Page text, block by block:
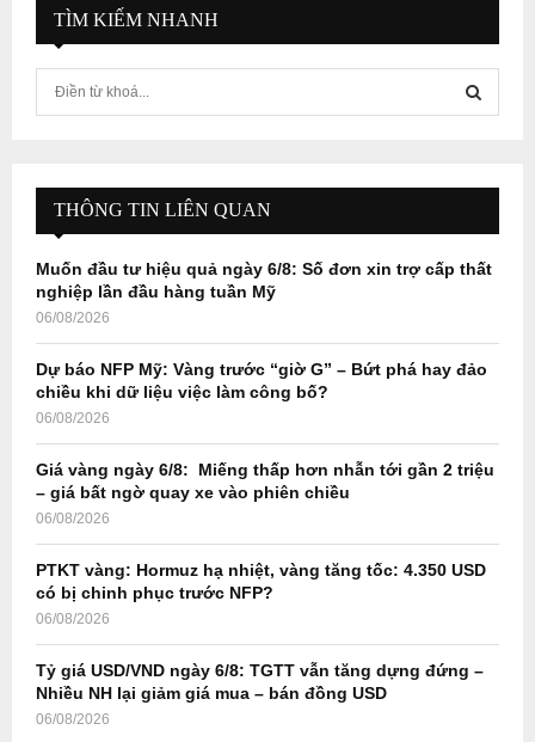
TÌM KIẾM NHANH
f
r
E
A
H
THÔNG TIN LIÊN QUAN
Muốn đầu tư hiệu quả ngày 6/8: Số đơn xin trợ cấp thất
nghiệp lần đầu hàng tuần Mỹ
06/08/2026
Dự báo NFP Mỹ: Vàng trước “giờ G” – Bứt phá hay đảo
chiều khi dữ liệu việc làm công bố?
06/08/2026
Giá vàng ngày 6/8: Miếng thấp hơn nhẫn tới gần 2 triệu
– giá bất ngờ quay xe vào phiên chiều
06/08/2026
PTKT vàng: Hormuz hạ nhiệt, vàng tăng tốc: 4.350 USD
có bị chinh phục trước NFP?
06/08/2026
Tỷ giá USD/VND ngày 6/8: TGTT vẫn tăng dựng đứng –
Nhiều NH lại giảm giá mua – bán đồng USD
06/08/2026